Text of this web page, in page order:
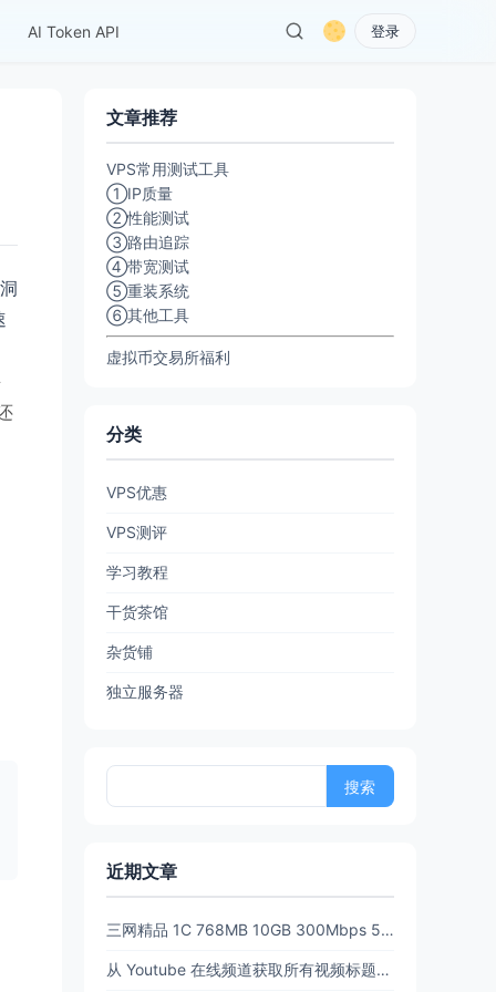
AI Token API 登录
文章推荐
VPS常用测试工具
①IP质量
②性能测试
③路由追踪
④带宽测试
⑤重装系统
⑥其他工具
虚拟币交易所福利
分类
VPS优惠
VPS测评
学习教程
干货茶馆
杂货铺
独立服务器
近期文章
三网精品 1C 768MB 10GB 300Mbps 512GB流量6.5 折后 $3.89/月 $38.94/年 PanStar US Pre【限时65折闪购】
从 Youtube 在线频道获取所有视频标题和链接 (URL)【20260702亲测有效】